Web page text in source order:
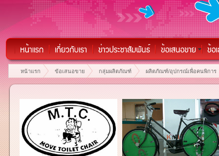
หน้าแรก ข้อเสนอขาย กลุ่มผลิตภัณฑ์ ผลิตภัณฑ์/อุปกรณ์เพื่อคนพิการ